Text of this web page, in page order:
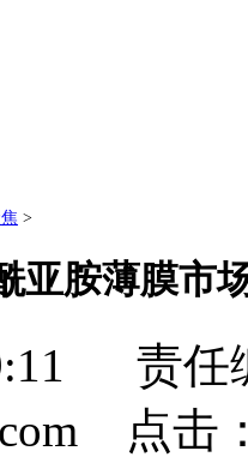
>
亚胺薄膜市
责
点击